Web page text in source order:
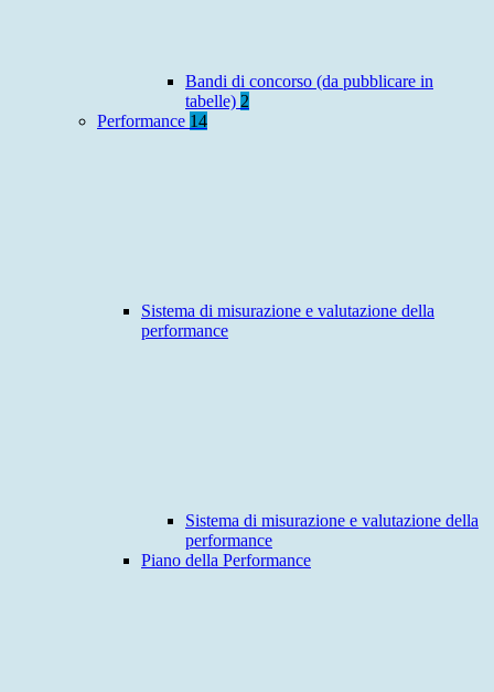
Bandi di concorso (da pubblicare in
tabelle) 2
Performance 14
Sistema di misurazione e valutazione della
performance
Sistema di misurazione e valutazione della
performance
Piano della Performance